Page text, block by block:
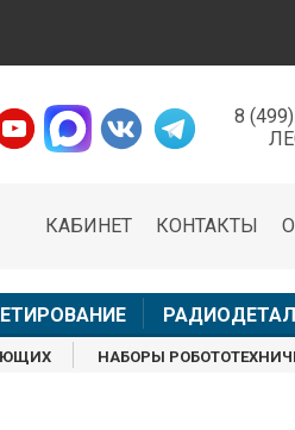
8
КОНТАКТЫ
КАБИНЕТ
НАБОРЫ
×